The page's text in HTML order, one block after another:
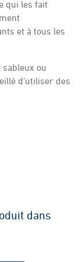
qui les fait
et à tous les
sableux ou
d’utiliser des
dans